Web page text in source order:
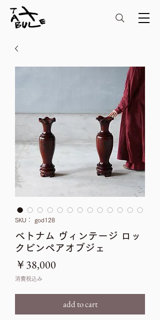
SKU： god128
ベトナム ヴィンテージ ロッ
クビンペアオブジェ
￥38,000
消費税込み
add to cart